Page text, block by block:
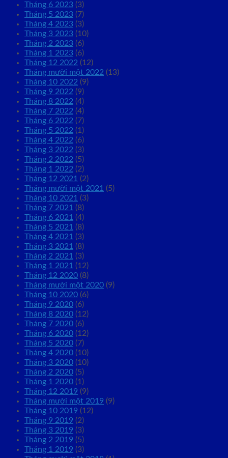
Tháng 6 2023 (3)
Tháng 5 2023 (7)
Tháng 4 2023 (3)
Tháng 3 2023 (10)
Tháng 2 2023 (6)
Tháng 1 2023 (6)
Tháng 12 2022 (12)
Tháng mười một 2022 (13)
Tháng 10 2022 (9)
Tháng 9 2022 (9)
Tháng 8 2022 (4)
Tháng 7 2022 (4)
Tháng 6 2022 (7)
Tháng 5 2022 (1)
Tháng 4 2022 (6)
Tháng 3 2022 (3)
Tháng 2 2022 (5)
Tháng 1 2022 (2)
Tháng 12 2021 (2)
Tháng mười một 2021 (5)
Tháng 10 2021 (3)
Tháng 7 2021 (8)
Tháng 6 2021 (4)
Tháng 5 2021 (8)
Tháng 4 2021 (3)
Tháng 3 2021 (8)
Tháng 2 2021 (3)
Tháng 1 2021 (12)
Tháng 12 2020 (8)
Tháng mười một 2020 (9)
Tháng 10 2020 (6)
Tháng 9 2020 (6)
Tháng 8 2020 (12)
Tháng 7 2020 (6)
Tháng 6 2020 (12)
Tháng 5 2020 (7)
Tháng 4 2020 (10)
Tháng 3 2020 (10)
Tháng 2 2020 (5)
Tháng 1 2020 (1)
Tháng 12 2019 (9)
Tháng mười một 2019 (9)
Tháng 10 2019 (12)
Tháng 9 2019 (2)
Tháng 3 2019 (3)
Tháng 2 2019 (5)
Tháng 1 2019 (3)